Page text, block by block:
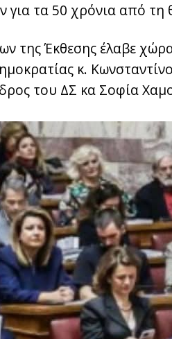
για τα 50 χρόνια από
της Έκθεσης έλαβε
κ.
του ΔΣ κα Σοφία